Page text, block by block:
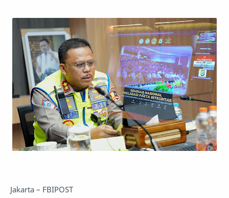
Jakarta – FBIPOST